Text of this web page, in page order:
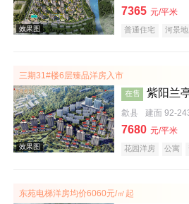
效果图
7365 元/平米
普通住宅 河景
三期31#楼6层臻品洋房入市
在售 紫阳兰
歙县 建面 92-
7680 元/平米
花园洋房 公寓
东苑电梯洋房均价6060元/㎡起